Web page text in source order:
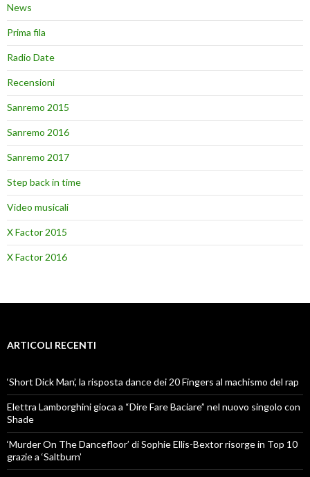
News
Prima fila
Radio Date
Recensioni
Sanremo 2015
Sanremo 2016
Sanremo 2017
Step back in time
Video musicali
X Factor 2015
X Factor 2016
ARTICOLI RECENTI
‘Short Dick Man’, la risposta dance dei 20 Fingers al machismo del rap
Elettra Lamborghini gioca a “Dire Fare Baciare” nel nuovo singolo con
Shade
‘Murder On The Dancefloor’ di Sophie Ellis-Bextor risorge in Top 10
grazie a ‘Saltburn’